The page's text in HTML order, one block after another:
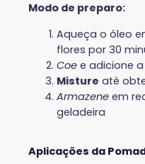
Modo de preparo:
Aqueça o óleo
flores por 30
Coe e adicione
Misture até
Armazene em
geladeira
Aplicações da